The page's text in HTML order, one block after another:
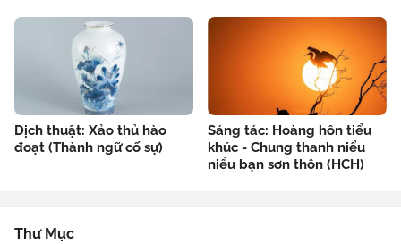
Dịch thuật: Xảo thủ hào
đoạt (Thành ngữ cố sự)
Sáng tác: Hoàng hôn tiểu
khúc - Chung thanh niểu
niểu bạn sơn thôn (HCH)
Thư Mục